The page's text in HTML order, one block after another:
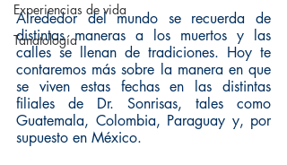
Experiencias de vida
Tanatología
Alrededor del mundo se recuerda de
distintas maneras a los muertos y las
calles se llenan de tradiciones. Hoy te
contaremos más sobre la manera en que
se viven estas fechas en las distintas
filiales de Dr. Sonrisas, tales como
Guatemala, Colombia, Paraguay y, por
supuesto en México.